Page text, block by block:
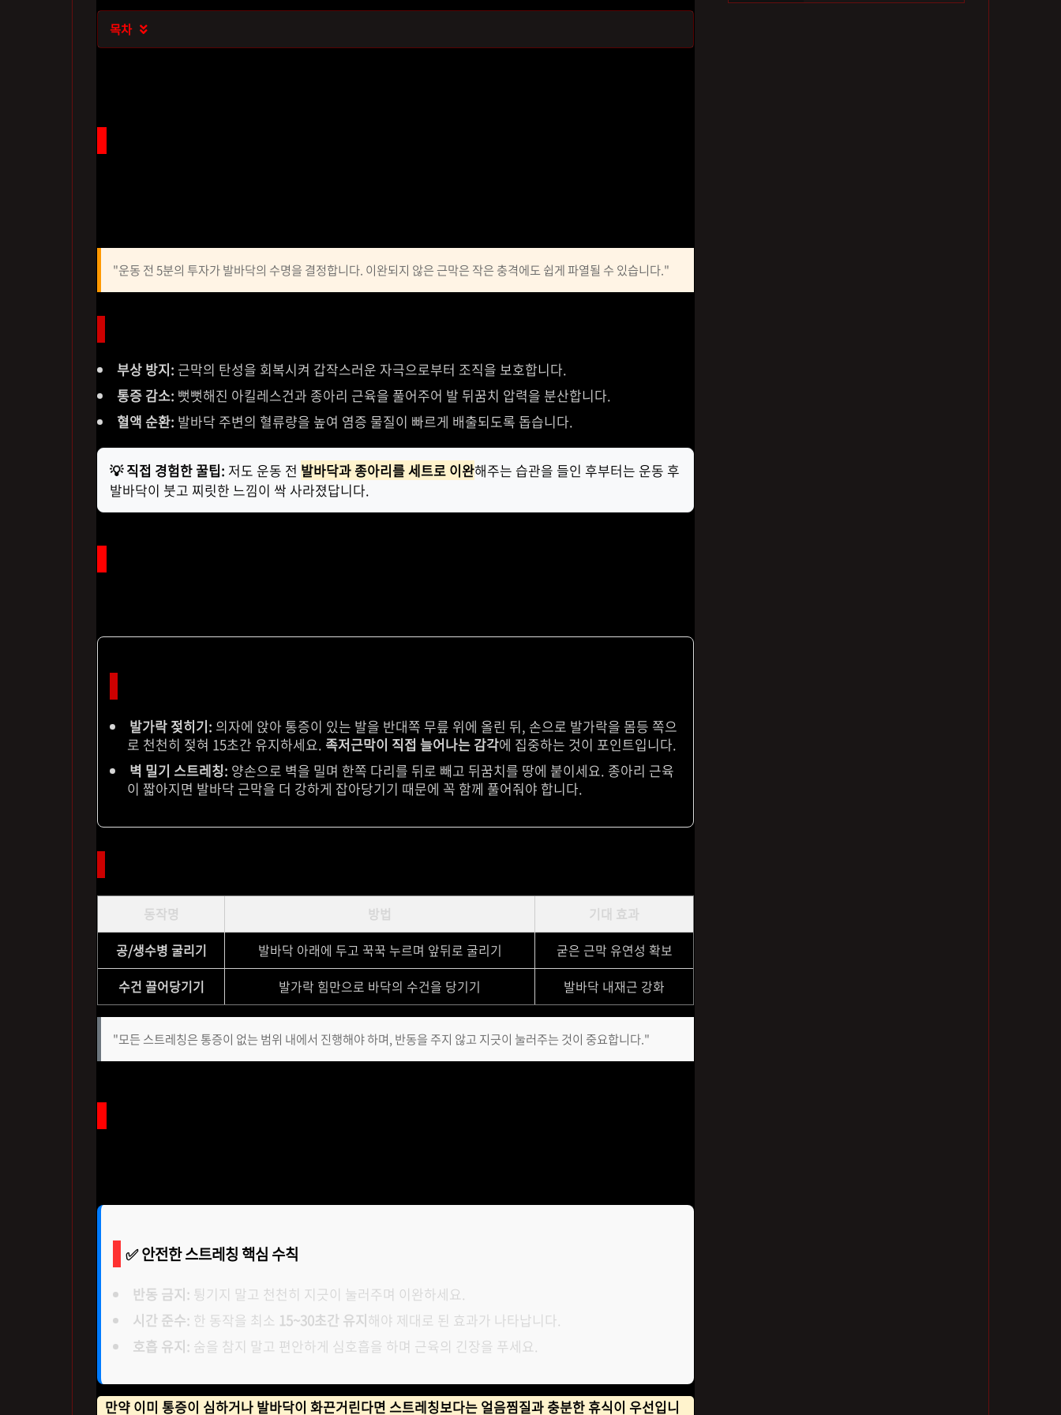
목차 
"운동 전 5분의 투자가 발바닥의 수명을 결정합니다. 이완되지 않은 근막은 작은 충격에도 쉽게 파열될 수 있습니다."
부상 방지: 근막의 탄성을 회복시켜 갑작스러운 자극으로부터 조직을 보호합니다.
통증 감소: 뻣뻣해진 아킬레스건과 종아리 근육을 풀어주어 발 뒤꿈치 압력을 분산합니다.
혈액 순환: 발바닥 주변의 혈류량을 높여 염증 물질이 빠르게 배출되도록 돕습니다.
💡 직접 경험한 꿀팁: 저도 운동 전 발바닥과 종아리를 세트로 이완해주는 습관을 들인 후부터는 운동 후
발바닥이 붓고 찌릿한 느낌이 싹 사라졌답니다.
발가락 젖히기: 의자에 앉아 통증이 있는 발을 반대쪽 무릎 위에 올린 뒤, 손으로 발가락을 몸등 쪽으
로 천천히 젖혀 15초간 유지하세요. 족저근막이 직접 늘어나는 감각에 집중하는 것이 포인트입니다.
벽 밀기 스트레칭: 양손으로 벽을 밀며 한쪽 다리를 뒤로 빼고 뒤꿈치를 땅에 붙이세요. 종아리 근육
이 짧아지면 발바닥 근막을 더 강하게 잡아당기기 때문에 꼭 함께 풀어줘야 합니다.
동작명 방법
기대 효과
공/생수병 굴리기
발바닥 아래에 두고 꾹꾹 누르며 앞뒤로 굴리기
굳은 근막 유연성 확보
수건 끌어당기기
발가락 힘만으로 바닥의 수건을 당기기 발바닥 내재근 강화
"모든 스트레칭은 통증이 없는 범위 내에서 진행해야 하며, 반동을 주지 않고 지긋이 눌러주는 것이 중요합니다."
✅ 안전한 스트레칭 핵심 수칙
반동 금지: 튕기지 말고 천천히 지긋이 눌러주며 이완하세요.
시간 준수: 한 동작을 최소 15~30초간 유지해야 제대로 된 효과가 나타납니다.
호흡 유지: 숨을 참지 말고 편안하게 심호흡을 하며 근육의 긴장을 푸세요.
만약 이미 통증이 심하거나 발바닥이 화끈거린다면 스트레칭보다는 얼음찜질과 충분한 휴식이 우선입니